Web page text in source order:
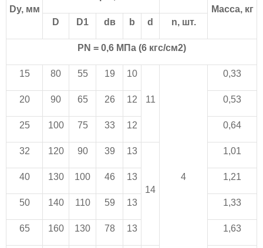
Dу, мм
Масса, кг
D
D1 dв b d n, шт.
PN = 0,6 МПа (6 кгс/см2)
15 80 55 19 10
11
4
0,33
20 90 65 26 12 0,53
25 100 75 33 12 0,64
32 120 90 39 13
14
1,01
40 130 100 46 13 1,21
50 140 110 59 13 1,33
65 160 130 78 13 1,63